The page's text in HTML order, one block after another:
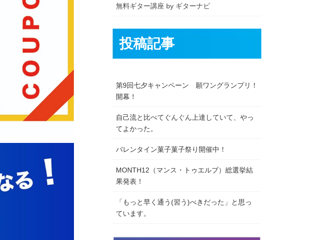
無料ギター講座 by ギターナビ
投稿記事
第9回七夕キャンペーン 願ワングランプリ！
開幕！
自己流と比べてぐんぐん上達していて、やっ
てよかった。
バレンタイン菓子菓子祭り開催中！
MONTH12（マンス・トゥエルブ）総選挙結
果発表！
「もっと早く通う(習う)べきだった」と思っ
ています。